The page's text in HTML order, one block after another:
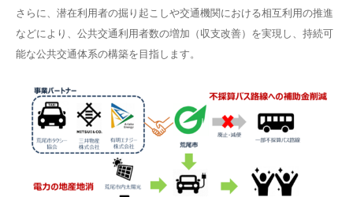
さらに、潜在利用者の掘り起こしや交通機関における相互利用の推進
などにより、公共交通利用者数の増加（収支改善）を実現し、持続可
能な公共交通体系の構築を目指します。